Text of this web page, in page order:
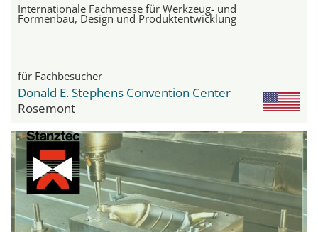
Internationale Fachmesse für Werkzeug- und
Formenbau, Design und Produktentwicklung
für Fachbesucher
Donald E. Stephens Convention Center
Rosemont